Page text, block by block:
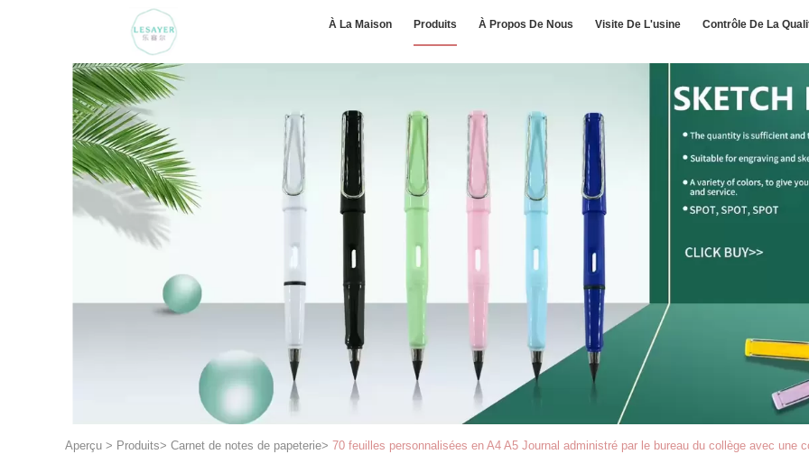
À La Maison Produits À Propos De Nous Visite De L'usine Contrôle De La
Aperçu > Produits> Carnet de notes de papeterie> 70 feuilles personnalisées en A4 A5 Journal administré par le bureau du collège avec une